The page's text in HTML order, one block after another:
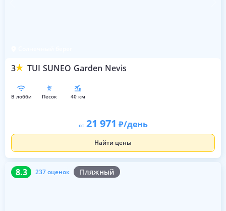
3 TUI SUNEO Garden Nevis
в лобби песок 40 км
от 21 971 /день
Найти цены
8.3 237 оценок Пляжный
8.3 237 оценок